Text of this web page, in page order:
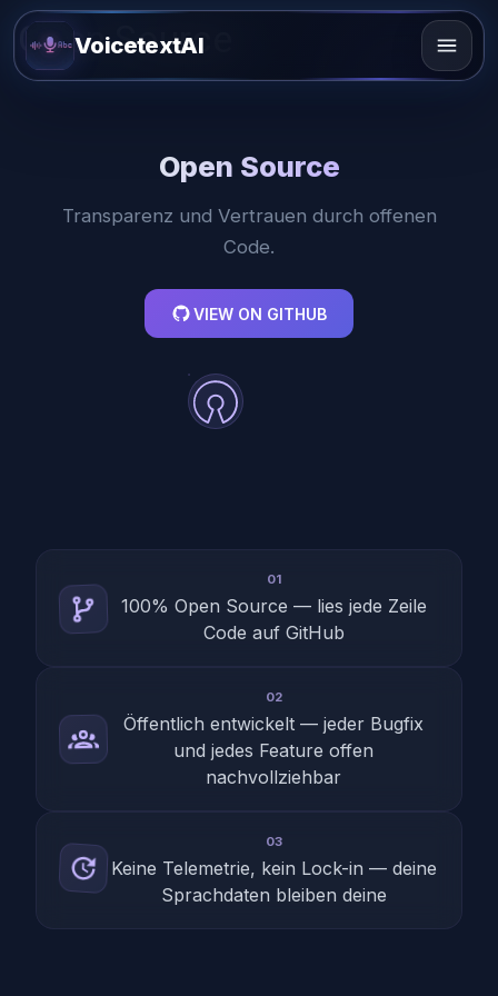
VoicetextAI
Open Source
Open Source
Transparenz und Vertrauen durch offenen
Code.
VIEW ON GITHUB
01
100% Open Source — lies jede Zeile
Code auf GitHub
02
Öffentlich entwickelt — jeder Bugfix
und jedes Feature offen
nachvollziehbar
03
Keine Telemetrie, kein Lock-in — deine
Sprachdaten bleiben deine